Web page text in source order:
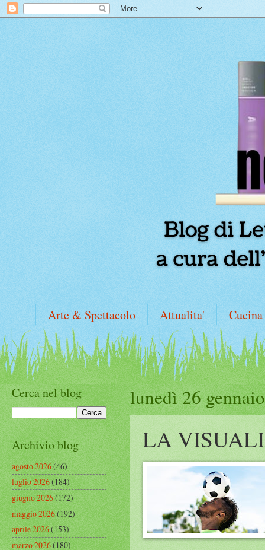
Arte & Spettacolo Attualita' Cucina
lunedì 26
LA
Cerca nel blog
Archivio blog
agosto 2026(46)
luglio 2026(184)
giugno 2026(172)
maggio 2026(192)
aprile 2026(153)
marzo 2026(180)